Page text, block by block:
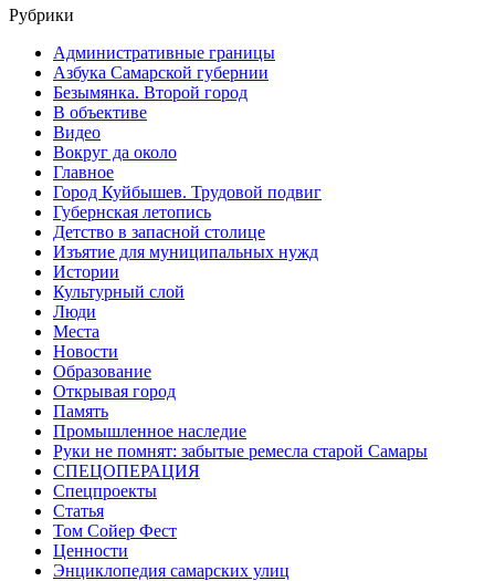
Рубрики
Административные границы
Азбука Самарской губернии
Безымянка. Второй город
В объективе
Видео
Вокруг да около
Главное
Город Куйбышев. Трудовой подвиг
Губернская летопись
Детство в запасной столице
Изъятие для муниципальных нужд
Истории
Культурный слой
Люди
Места
Новости
Образование
Открывая город
Память
Промышленное наследие
Руки не помнят: забытые ремесла старой Самары
СПЕЦОПЕРАЦИЯ
Спецпроекты
Статья
Том Сойер Фест
Ценности
Энциклопедия самарских улиц